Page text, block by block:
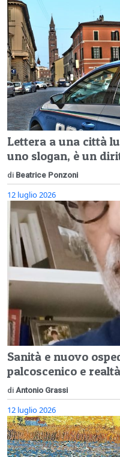
Lettera a una città
uno slogan, è un
di Beatrice Ponzoni
12 luglio 2026
Sanità e nuovo
palcoscenico e realtà
di Antonio Grassi
12 luglio 2026